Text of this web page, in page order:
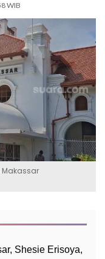
WIB
Makassar
Shesie Erisoya,